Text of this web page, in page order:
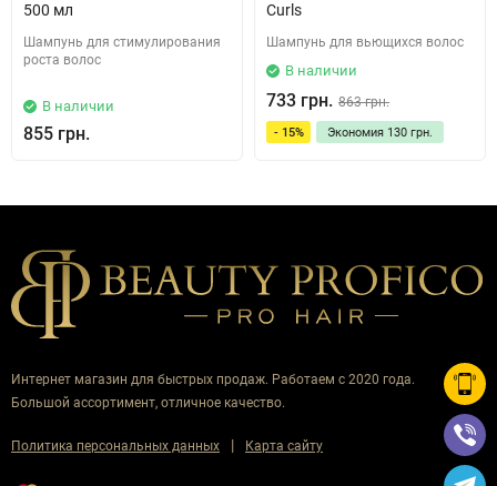
500 мл
Шампунь для стимулирования
роста волос
В наличии
855 грн.
Curls
Шампунь для вьющихся волос
В наличии
733 грн. 863 грн.
- 15% Экономия 130 грн.
Интернет магазин для быстрых продаж. Работаем с 2020 года.
Большой ассортимент, отличное качество.
Политика персональных данных | Карта сайту